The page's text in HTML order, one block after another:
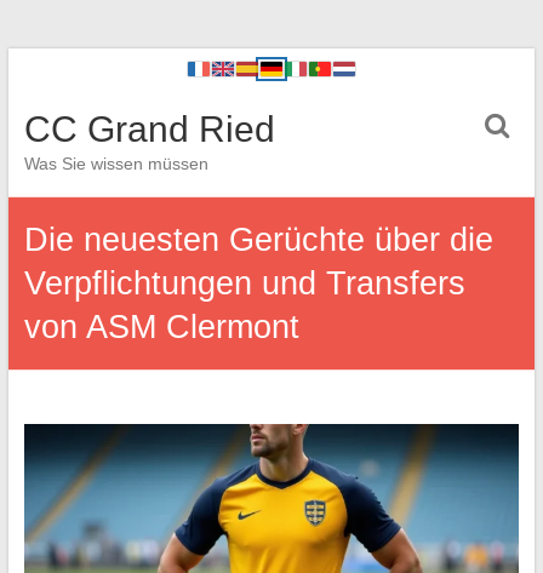
CC Grand Ried
Was Sie wissen müssen
Die neuesten Gerüchte über die
Verpflichtungen und Transfers
von ASM Clermont